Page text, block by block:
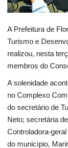
A Prefeitura de
Turismo e
realizou, nesta
membros do
A solenidade
no Complexo
do secretário de
Neto; secretária
Controladora-
do município,